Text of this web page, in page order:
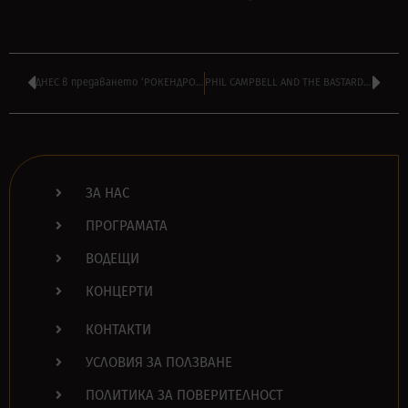
ДНЕС в предаването ‘РОКЕНДРОЛ’ на МОНИ ПАНЧЕВ от 16:00 PHIL CAMPBELL AND THE BASTARD SONS се разделят с певеца НИЙЛ СТАР
ЗА НАС
ПРОГРАМАТА
ВОДЕЩИ
КОНЦЕРТИ
КОНТАКТИ
УСЛОВИЯ ЗА ПОЛЗВАНЕ
ПОЛИТИКА ЗА ПОВЕРИТЕЛНОСТ